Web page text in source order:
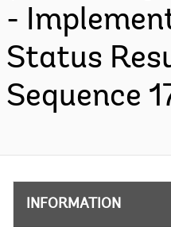
-
Status
Sequence
INFORMATION